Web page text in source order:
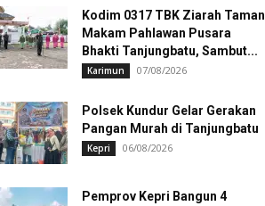
Kodim 0317 TBK Ziarah Taman
Makam Pahlawan Pusara
Bhakti Tanjungbatu, Sambut...
Karimun 07/08/2026
Polsek Kundur Gelar Gerakan
Pangan Murah di Tanjungbatu
Kepri 06/08/2026
Pemprov Kepri Bangun 4